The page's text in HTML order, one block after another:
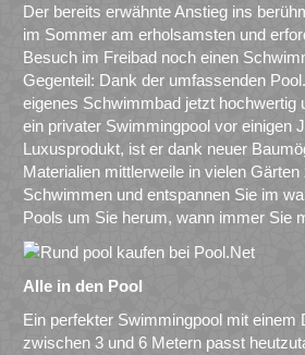
Der bereits erwähnte Anstieg ins
im Sommer am erholsamsten und
Besuch im Freibad noch einen
Gegenteil: Dank der umfassenden
eigenes Schwimmbad jetzt hochwertig
ein privater Swimmingpool vor einigen
Luxusprodukt, ist er dank neuer
Materialien mittlerweile in vielen Gärten
Schwimmen und entspannen Sie im
Pools um Sie herum, wann immer Sie
Alle in den Pool
Ein perfekter Swimmingpool mit einem
zwischen 3 und 6 Metern passt